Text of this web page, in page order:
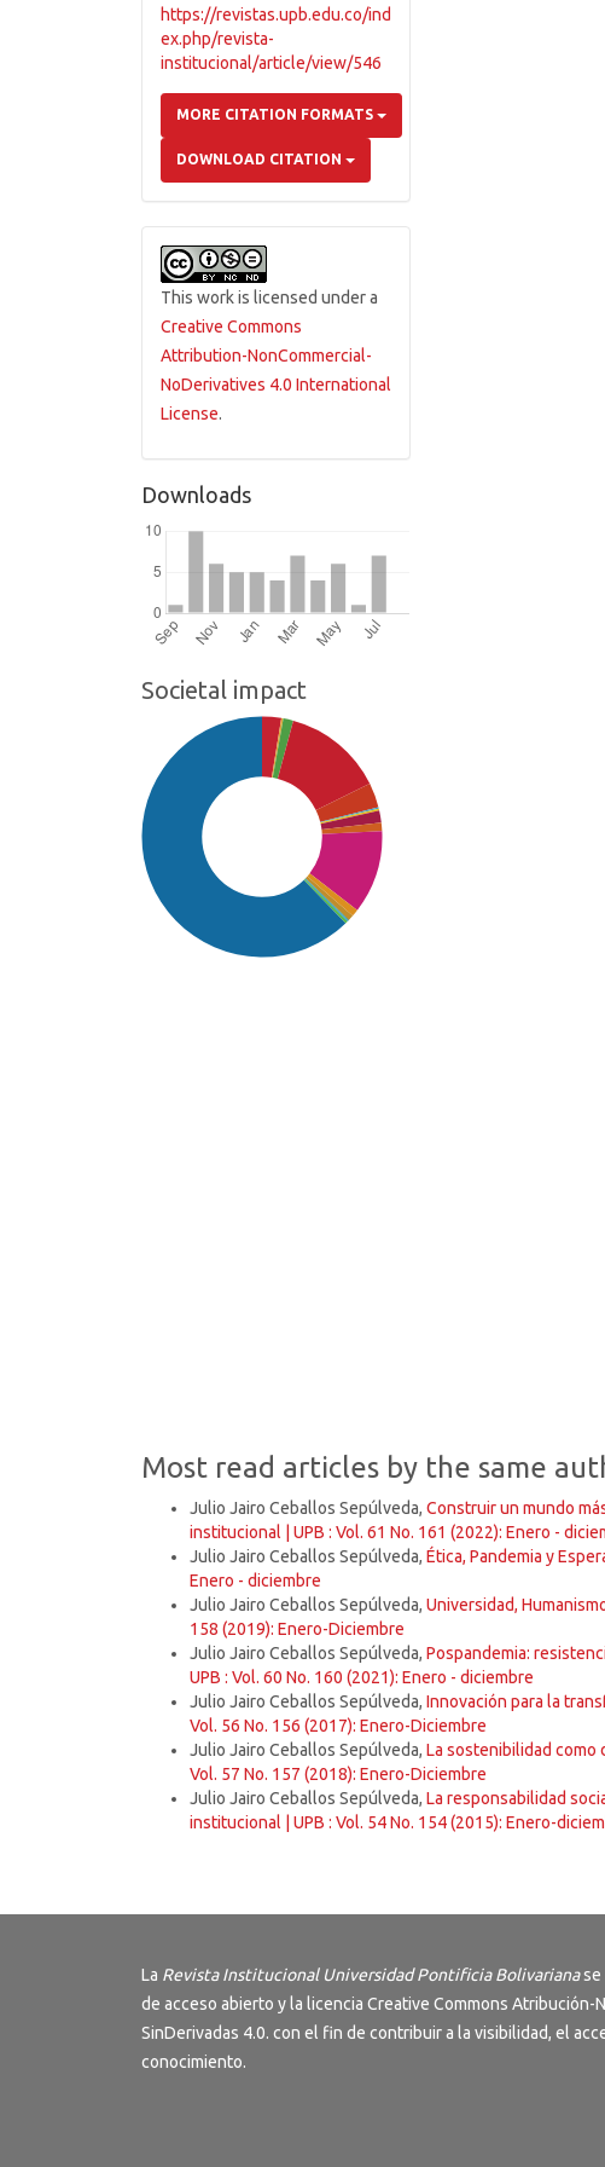
https://revistas.upb.edu.co/ind
ex.php/revista-
institucional/article/view/546
MORE CITATION FORMATS
DOWNLOAD CITATION
This work is licensed under a
Creative Commons
Attribution-NonCommercial-
NoDerivatives 4.0 International
License.
Downloads
Societal impact
Most read articles by the same
Julio Jairo Ceballos Sepúlveda, Construir un mundo
institucional | UPB : Vol. 61 No. 161 (2022): Enero -
Julio Jairo Ceballos Sepúlveda, Ética, Pandemia y
Enero - diciembre
Julio Jairo Ceballos Sepúlveda, Universidad,
158 (2019): Enero-Diciembre
Julio Jairo Ceballos Sepúlveda, Pospandemia:
UPB : Vol. 60 No. 160 (2021): Enero - diciembre
Julio Jairo Ceballos Sepúlveda, Innovación para la
Vol. 56 No. 156 (2017): Enero-Diciembre
Julio Jairo Ceballos Sepúlveda, La sostenibilidad como
Vol. 57 No. 157 (2018): Enero-Diciembre
Julio Jairo Ceballos Sepúlveda, La responsabilidad
institucional | UPB : Vol. 54 No. 154 (2015): Enero-
La Revista Institucional Universidad Pontificia Bolivarianase
de acceso abierto y la licencia Creative Commons Atribución-
SinDerivadas 4.0. con el fin de contribuir a la visibilidad, el
conocimiento.